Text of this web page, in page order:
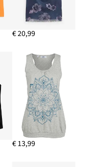
€ 20,99
€ 13,99